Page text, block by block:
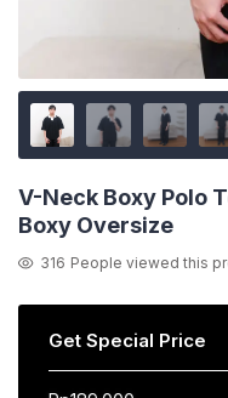
V-Neck Boxy Polo
Boxy Oversize
316 People viewed this
Get Special Price